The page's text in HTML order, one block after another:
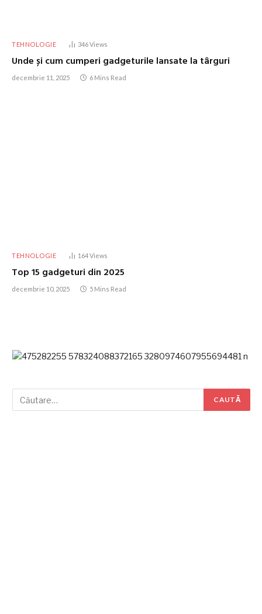
TEHNOLOGIE 346Views
Unde și cum cumperi gadgeturile lansate la târguri
decembrie 11, 2025 6 Mins Read
TEHNOLOGIE 164Views
Top 15 gadgeturi din 2025
decembrie 10, 2025 5 Mins Read